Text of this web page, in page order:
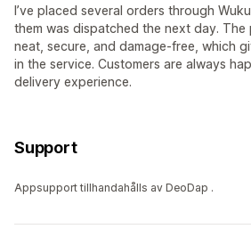
I’ve placed several orders through
them was dispatched the next day. The
neat, secure, and damage-free, which
in the service. Customers are always
delivery experience.
Support
Appsupport tillhandahålls av DeoDap .